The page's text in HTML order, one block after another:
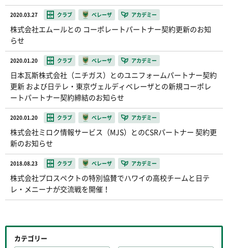
2020.03.27 クラブ ベレーザ アカデミー
株式会社エムールとの コーポレートパートナー契約更新のお知
らせ
2020.01.20 クラブ ベレーザ アカデミー
日本瓦斯株式会社（ニチガス）とのユニフォームパートナー契約
更新 および日テレ・東京ヴェルディベレーザとの新規コーポレ
ートパートナー契約締結のお知らせ
2020.01.20 クラブ ベレーザ アカデミー
株式会社ミロク情報サービス（MJS）とのCSRパートナー 契約更
新のお知らせ
2018.08.23 クラブ ベレーザ アカデミー
株式会社プロスペクトの特別協賛でハワイの高校チームと日テ
レ・メニーナが交流戦を開催！
カテゴリー